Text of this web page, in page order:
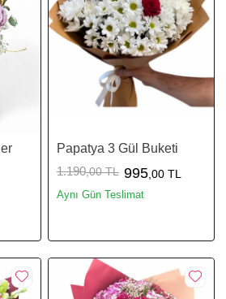
Papatya 3 Gül Buketi
1.190,00 TL 995 ,00 TL
Aynı Gün Teslimat